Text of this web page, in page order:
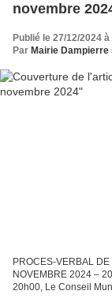
novembre
Publié le 27/12/2024
Par Mairie
PROCES-VERBAL
NOVEMBRE 2024 –
20h00, Le Conseil